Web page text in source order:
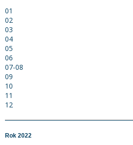
01
02
03
04
05
06
07-08
09
10
11
12
Rok 2022